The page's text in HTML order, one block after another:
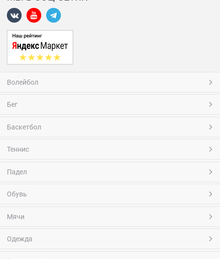
Волейбол
Бег
Баскетбол
Теннис
Падел
Обувь
Мячи
Одежда